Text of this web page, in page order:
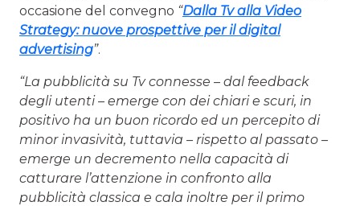
occasione del convegno “Dalla Tv alla Video
Strategy: nuove prospettive per il digital
advertising”.
“La pubblicità su Tv connesse – dal feedback
degli utenti – emerge con dei chiari e scuri, in
positivo ha un buon ricordo ed un percepito di
minor invasività, tuttavia – rispetto al passato –
emerge un decremento nella capacità di
catturare l’attenzione in confronto alla
pubblicità classica e cala inoltre per il primo